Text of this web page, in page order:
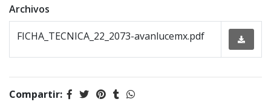
Archivos
FICHA_TECNICA_22_2073-avanlucemx.pdf
Compartir: